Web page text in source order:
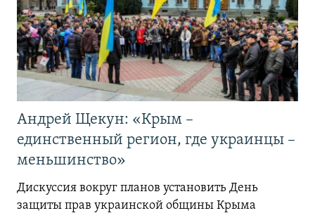
Андрей Щекун: «Крым –
единственный регион, где украинцы –
меньшинство»
Дискуссия вокруг планов установить День
защиты прав украинской общины Крыма